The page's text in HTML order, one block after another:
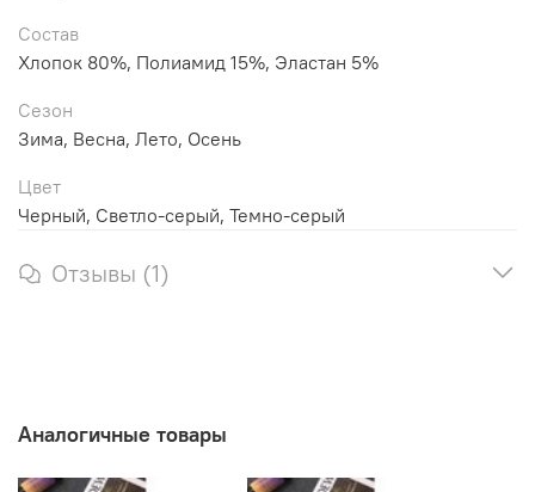
Состав
Хлопок 80%, Полиамид 15%, Эластан 5%
Сезон
Зима, Весна, Лето, Осень
Цвет
Черный, Светло-серый, Темно-серый
Отзывы (1)
Аналогичные товары